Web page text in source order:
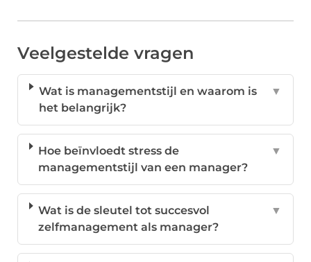
Veelgestelde vragen
Wat is managementstijl en waarom is
het belangrijk?
▼
Hoe beïnvloedt stress de
managementstijl van een manager?
▼
Wat is de sleutel tot succesvol
zelfmanagement als manager?
▼